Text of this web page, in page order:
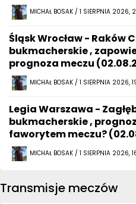
MICHAŁ BOSAK / 1 SIERPNIA 2026,
Śląsk Wrocław - Raków
bukmacherskie ,
prognoza meczu
MICHAŁ BOSAK / 1 SIERPNIA 2026,
Legia Warszawa -
bukmacherskie ,
faworytem meczu?
MICHAŁ BOSAK / 1 SIERPNIA 2026,
Transmisje meczów